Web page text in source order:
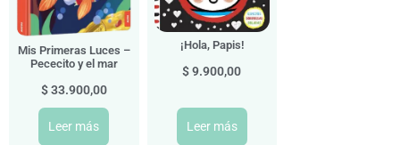
Mis Primeras Luces –
Pececito y el mar
$33.900,00
Leer más
¡Hola, Papis!
$9.900,00
Leer más